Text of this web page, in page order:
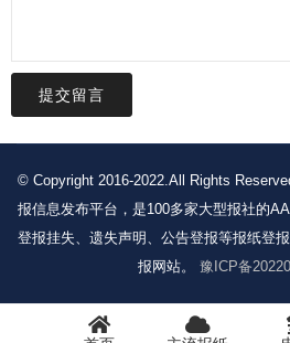
提交留言
© Copyright 2016-2022.All Rights
报信息发布平台，是100多家大型报社的
登报挂失、遗失声明、公告登报等报纸登
报网站。 豫ICP备